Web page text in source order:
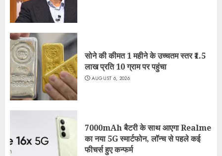
सोने की कीमत 1 महीने के उच्चतम स्तर ₹1.5
लाख प्रति 10 ग्राम पर पहुंचा
AUGUST 6, 2026
7000mAh बैटरी के साथ आएगा Realme
का नया 5G स्मार्टफोन, लॉन्च से पहले कई
फीचर्स हुए कन्फर्म